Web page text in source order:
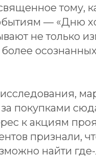
тому,
— «Дню
не только
покупками
к акциям
признали,
найти